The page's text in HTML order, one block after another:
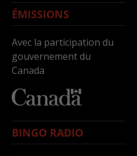
ÉMISSIONS
Avec la participation du
gouvernement du
Canada
BINGO RADIO